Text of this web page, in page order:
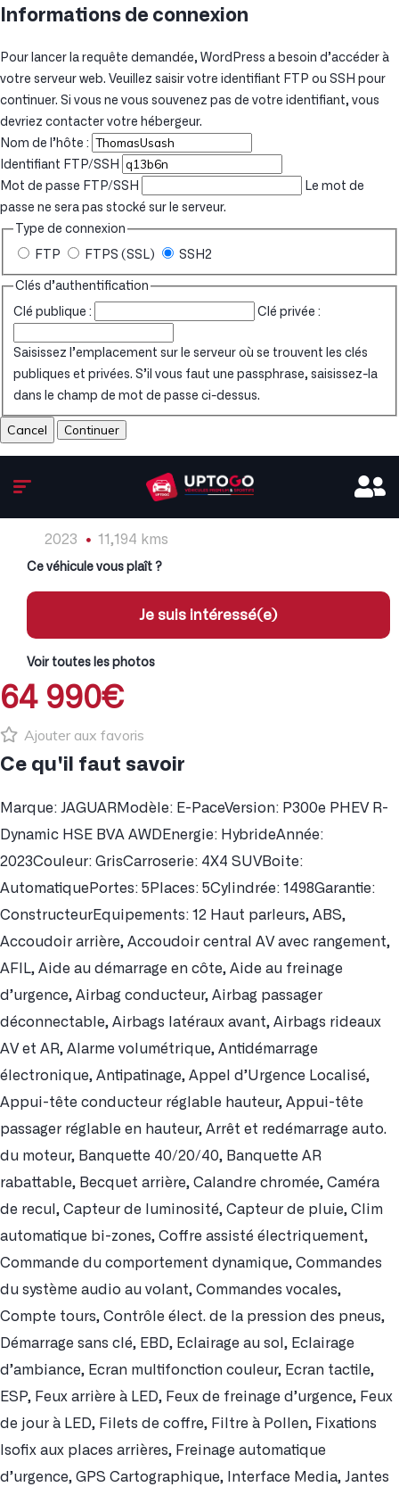
Informations de connexion
Pour lancer la requête demandée, WordPress a besoin d’accéder à
votre serveur web. Veuillez saisir votre identifiant FTP ou SSH pour
continuer. Si vous ne vous souvenez pas de votre identifiant, vous
devriez contacter votre hébergeur.
Nom de l’hôte :
Identifiant FTP/SSH
Mot de passe FTP/SSH
Le mot de
passe ne sera pas stocké sur le serveur.
Type de connexion
FTP FTPS (SSL) SSH2
Clés d’authentification
Clé publique : Clé privée :
Saisissez l’emplacement sur le serveur où se trouvent les clés
publiques et privées. S’il vous faut une passphrase, saisissez-la
dans le champ de mot de passe ci-dessus.
Cancel
2023 11,194 kms
Ce véhicule vous plaît ?
Je suis intéressé(e)
Voir toutes les photos
64 990€
Ajouter aux favoris
Ce qu'il faut savoir
Marque: JAGUARModèle: E-PaceVersion: P300e PHEV R-
Dynamic HSE BVA AWDEnergie: HybrideAnnée:
2023Couleur: GrisCarroserie: 4X4 SUVBoite:
AutomatiquePortes: 5Places: 5Cylindrée: 1498Garantie:
ConstructeurEquipements: 12 Haut parleurs, ABS,
Accoudoir arrière, Accoudoir central AV avec rangement,
AFIL, Aide au démarrage en côte, Aide au freinage
d’urgence, Airbag conducteur, Airbag passager
déconnectable, Airbags latéraux avant, Airbags rideaux
AV et AR, Alarme volumétrique, Antidémarrage
électronique, Antipatinage, Appel d’Urgence Localisé,
Appui-tête conducteur réglable hauteur, Appui-tête
passager réglable en hauteur, Arrêt et redémarrage auto.
du moteur, Banquette 40/20/40, Banquette AR
rabattable, Becquet arrière, Calandre chromée, Caméra
de recul, Capteur de luminosité, Capteur de pluie, Clim
automatique bi-zones, Coffre assisté électriquement,
Commande du comportement dynamique, Commandes
du système audio au volant, Commandes vocales,
Compte tours, Contrôle élect. de la pression des pneus,
Démarrage sans clé, EBD, Eclairage au sol, Eclairage
d’ambiance, Ecran multifonction couleur, Ecran tactile,
ESP, Feux arrière à LED, Feux de freinage d’urgence, Feux
de jour à LED, Filets de coffre, Filtre à Pollen, Fixations
Isofix aux places arrières, Freinage automatique
d’urgence, GPS Cartographique, Interface Media, Jantes